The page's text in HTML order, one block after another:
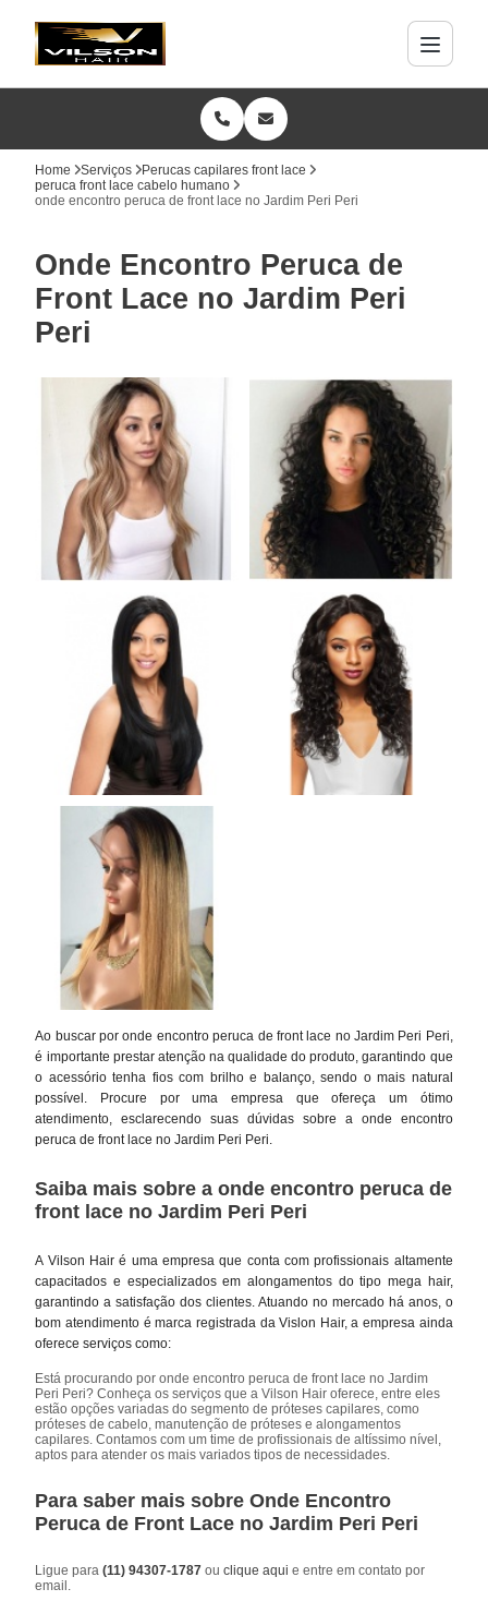
Home Serviços
Perucas capilares front lace
peruca front lace cabelo humano
onde encontro peruca de front lace no Jardim Peri Peri
Onde Encontro Peruca de
Front Lace no Jardim Peri
Peri
Ao buscar por onde encontro peruca de front lace no Jardim Peri Peri,
é importante prestar atenção na qualidade do produto, garantindo que
o acessório tenha fios com brilho e balanço, sendo o mais natural
possível. Procure por uma empresa que ofereça um ótimo
atendimento, esclarecendo suas dúvidas sobre a onde encontro
peruca de front lace no Jardim Peri Peri.
Saiba mais sobre a onde encontro peruca de
front lace no Jardim Peri Peri
A Vilson Hair é uma empresa que conta com profissionais altamente
capacitados e especializados em alongamentos do tipo mega hair,
garantindo a satisfação dos clientes. Atuando no mercado há anos, o
bom atendimento é marca registrada da Vislon Hair, a empresa ainda
oferece serviços como:
Está procurando por onde encontro peruca de front lace no Jardim
Peri Peri? Conheça os serviços que a Vilson Hair oferece, entre eles
estão opções variadas do segmento de próteses capilares, como
próteses de cabelo, manutenção de próteses e alongamentos
capilares. Contamos com um time de profissionais de altíssimo nível,
aptos para atender os mais variados tipos de necessidades.
Para saber mais sobre Onde Encontro
Peruca de Front Lace no Jardim Peri Peri
Ligue para(11) 94307-1787ouclique aqui e entre em contato por
email.